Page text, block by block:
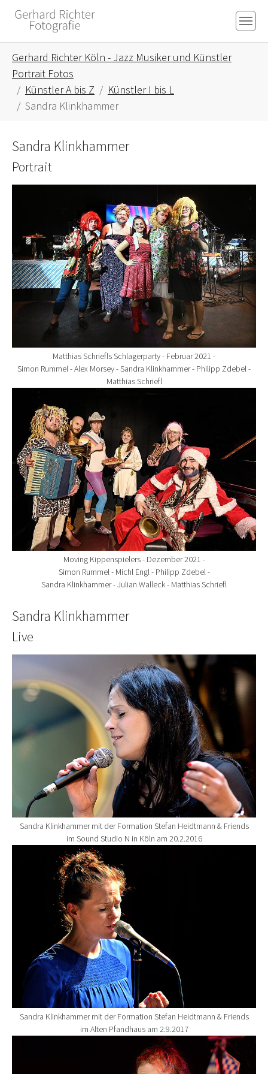
Skip to main content
Skip to page footer
Gerhard Richter Köln - Jazz Musiker und Künstler
Portrait Fotos
Künstler A bis Z
Künstler I bis L
Sandra Klinkhammer
Sandra Klinkhammer
Portrait
Matthias Schriefls Schlagerparty - Februar 2021 -
Simon Rummel - Alex Morsey - Sandra Klinkhammer - Philipp Zdebel -
Matthias Schriefl
Show larger version for:
Moving Kippenspielers - Dezember 2021 -
Simon Rummel - Michl Engl - Philipp Zdebel -
Sandra Klinkhammer - Julian Walleck - Matthias Schriefl
Sandra Klinkhammer
Live
Show larger version for:
Sandra Klinkhammer mit der Formation Stefan Heidtmann & Friends
im Sound Studio N in Köln am 20.2.2016
Show larger version for:
Sandra Klinkhammer mit der Formation Stefan Heidtmann & Friends
im Alten Pfandhaus am 2.9.2017